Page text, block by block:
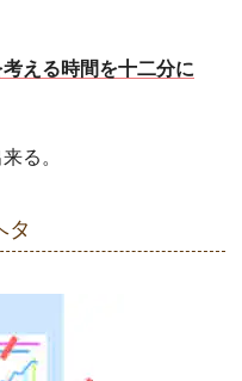
える時間を十二分に
る。
タ